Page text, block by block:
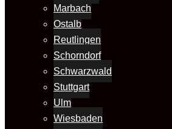
Marbach
Ostalb
Reutlingen
Schorndorf
Schwarzwald
Stuttgart
Ulm
Wiesbaden